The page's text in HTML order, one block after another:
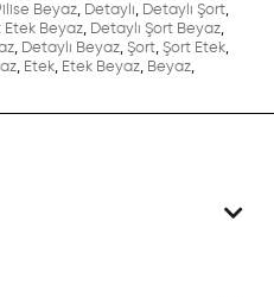
Beyaz, Detaylı, Detaylı Şort,
Etek Beyaz, Detaylı Şort Beyaz,
, Detaylı Beyaz, Şort, Şort Etek,
, Etek, Etek Beyaz, Beyaz,